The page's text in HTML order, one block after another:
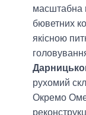
масштабна
бюветних
якісною
рухомий
Окремо